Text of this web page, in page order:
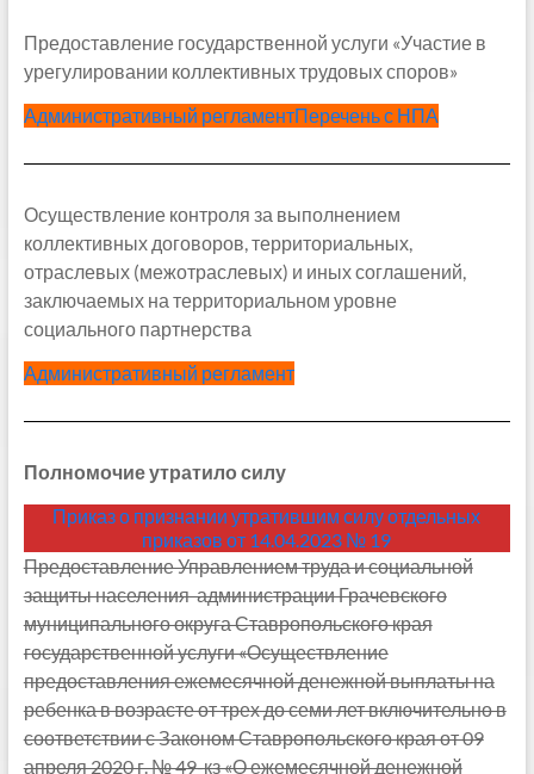
Предоставление государственной услуги «Участие в
урегулировании коллективных трудовых споров»
Административный регламентПеречень с НПА
Осуществление контроля за выполнением
коллективных договоров, территориальных,
отраслевых (межотраслевых) и иных соглашений,
заключаемых на территориальном уровне
социального партнерства
Административный регламент
Полномочие утратило силу
Приказ о признании утратившим силу отдельных
приказов от 14.04.2023 № 19
Предоставление Управлением труда и социальной
защиты населения администрации Грачевского
муниципального округа Ставропольского края
государственной услуги «Осуществление
предоставления ежемесячной денежной выплаты на
ребенка в возрасте от трех до семи лет включительно в
соответствии с Законом Ставропольского края от 09
апреля 2020 г. № 49-кз «О ежемесячной денежной